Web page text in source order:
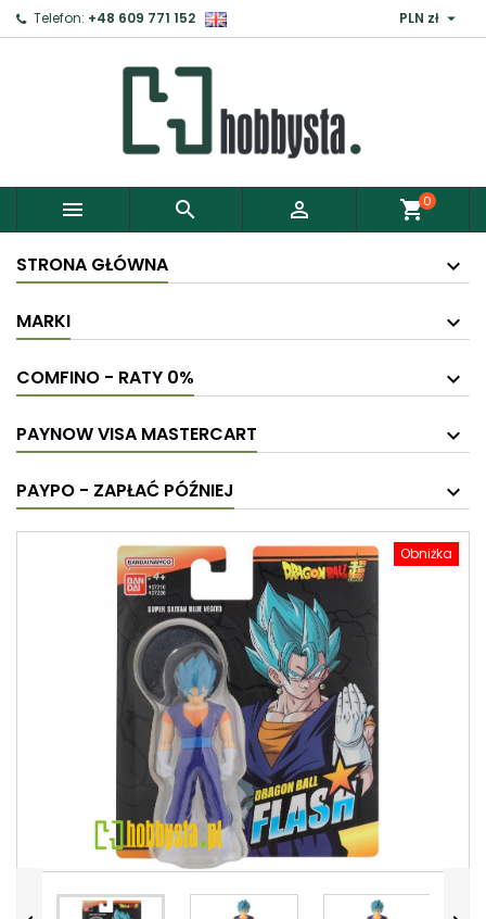
Telefon: +48 609 771 152 PLN zł 
   shopping_cart0
STRONA GŁÓWNA
MARKI
COMFINO - RATY 0%
PAYNOW VISA MASTERCART
PAYPO - ZAPŁAĆ PÓŹNIEJ
Obniżka